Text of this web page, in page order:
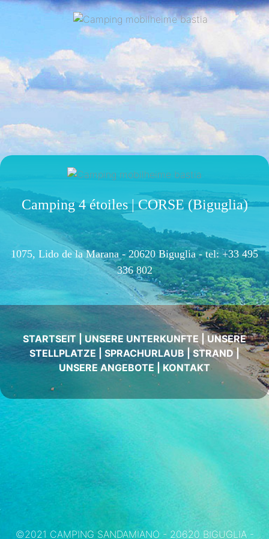
Camping 4 étoiles | CORSE (Biguglia)
1075, Lido de la Marana - 20620 Biguglia - tel: +33 495
336 802
STARTSEIT | UNSERE UNTERKUNFTE
UNSERE
STELLPLATZE
SPRACHURLAUB|STRAND|
UNSERE ANGEBOTE| KONTAKT
©2021 CAMPING SANDAMIANO - 20620 BIGUGLIA -